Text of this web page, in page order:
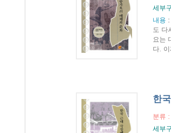
세부
내용 :
도 다
요는
다.
한
분류 :
세부